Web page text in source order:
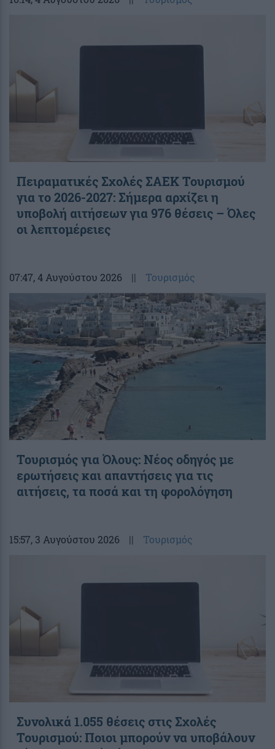
Πειραματικές Σχολές ΣΑΕΚ Τουρισμού
για το 2026-2027: Σήμερα αρχίζει η
υποβολή αιτήσεων για 976 θέσεις – Όλες
οι λεπτομέρειες
07:47, 4 Αυγούστου 2026 || Τουρισμός
Toυρισμός για Όλους: Νέος οδηγός με
ερωτήσεις και απαντήσεις για τις
αιτήσεις, τα ποσά και τη φορολόγηση
15:57, 3 Αυγούστου 2026 || Τουρισμός
Συνολικά 1.055 θέσεις στις Σχολές
Τουρισμού: Ποιοι μπορούν να υποβάλουν